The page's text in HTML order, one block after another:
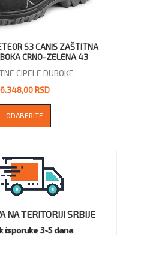
S3 CANIS ZAŠTITNA
CRNO-ZELENA 43
CIPELE DUBOKE
6.348,00 RSD
ODABERITE
NA TERITORIJI SRBIJE
isporuke 3-5 dana